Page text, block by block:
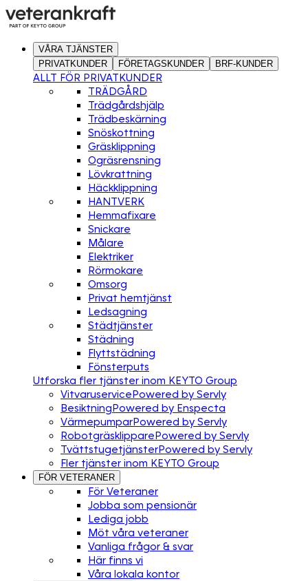
VÅRA TJÄNSTER
PRIVATKUNDER
FÖRETAGSKUNDER BRF-KUNDER
ALLT FÖR PRIVATKUNDER
TRÄDGÅRD
Trädgårdshjälp
Trädbeskärning
Snöskottning
Gräsklippning
Ogräsrensning
Lövkrattning
Häckklippning
HANTVERK
Hemmafixare
Snickare
Målare
Elektriker
Rörmokare
Omsorg
Privat hemtjänst
Ledsagning
Städtjänster
Städning
Flyttstädning
Fönsterputs
Utforska fler tjänster inom KEYTO Group
VitvaruservicePowered by Servly
BesiktningPowered by Enspecta
VärmepumparPowered by Servly
RobotgräsklipparePowered by Servly
TvättstugetjänsterPowered by Servly
Fler tjänster inom KEYTO Group
FÖR VETERANER
För Veteraner
Jobba som pensionär
Lediga jobb
Möt våra veteraner
Vanliga frågor & svar
Här finns vi
Våra lokala kontor